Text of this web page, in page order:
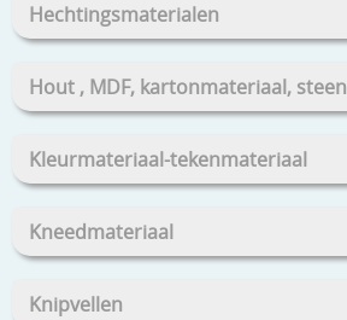
Hechtingsmaterialen
Hout , MDF, kartonmateriaal, steen
Kleurmateriaal-tekenmateriaal
Kneedmateriaal
Knipvellen